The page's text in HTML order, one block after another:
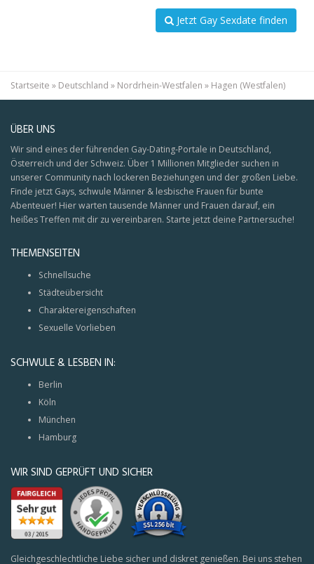
Jetzt Gay Sexdate finden
Startseite » Deutschland » Nordrhein-Westfalen » Hagen (Westfalen)
ÜBER UNS
Wir sind eines der führenden Gay-Dating-Portale in Deutschland,
Österreich und der Schweiz. Über 1 Millionen Mitglieder suchen in
unserer Community nach lockeren Beziehungen und der großen Liebe.
Finde jetzt Gays, schwule Männer & lesbische Frauen für bunte
Abenteuer! Hier warten tausende Männer und Frauen darauf, ein
heißes Treffen mit dir zu vereinbaren. Starte jetzt deine Partnersuche!
THEMENSEITEN
Schnellsuche
Städteübersicht
Charaktereigenschaften
Sexuelle Vorlieben
SCHWULE & LESBEN IN:
Berlin
Köln
München
Hamburg
WIR SIND GEPRÜFT UND SICHER
Gleichgeschlechtliche Liebe sicher und diskret genießen. Bei uns stehen